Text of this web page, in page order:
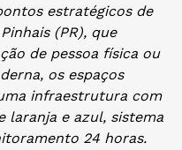
estratégicos de
(PR), que
de pessoa física ou
os espaços
infraestrutura com
laranja e azul, sistema
24 horas.